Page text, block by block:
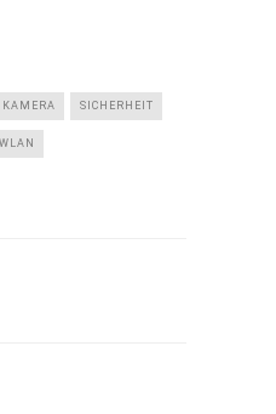
KAMERA SICHERHEIT
WLAN